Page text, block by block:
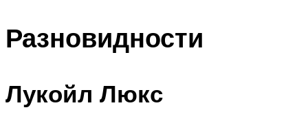
Разновидности
Лукойл Люкс